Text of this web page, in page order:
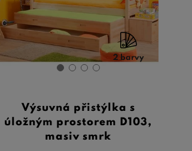
2 barvy
Výsuvná přistýlka s
úložným prostorem D103,
masiv smrk